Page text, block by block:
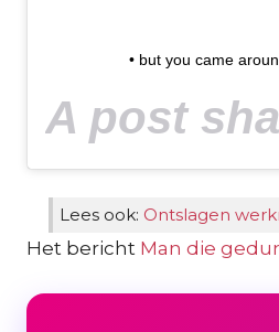
• but you came
A post
Lees ook: Ontslagen
Het bericht Man die